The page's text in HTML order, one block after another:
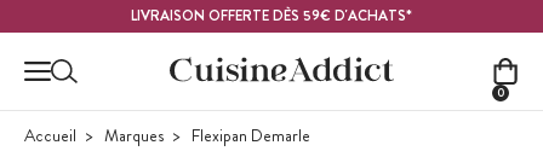
LIVRAISON OFFERTE DÈS 59€ D'ACHATS*
0
Accueil Marques Flexipan Demarle